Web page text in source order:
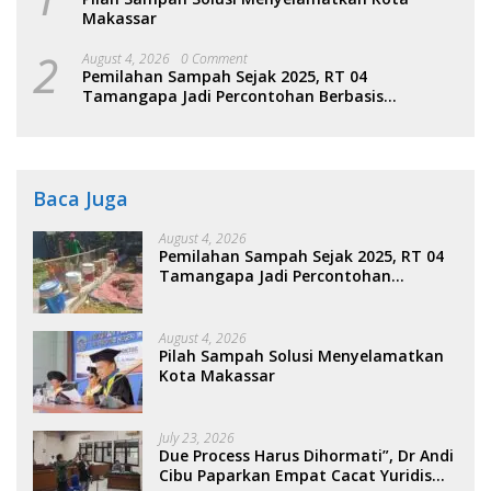
Makassar
2 August 4, 2026 0 Comment
Pemilahan Sampah Sejak 2025, RT 04
Tamangapa Jadi Percontohan Berbasis
Baca Juga
August 4, 2026
Pemilahan Sampah Sejak 2025, RT 04
Tamangapa Jadi Percontohan
August 4, 2026
Pilah Sampah Solusi Menyelamatkan
Kota Makassar
July 23, 2026
Due Process Harus Dihormati”, Dr Andi
Cibu Paparkan Empat Cacat Yuridis